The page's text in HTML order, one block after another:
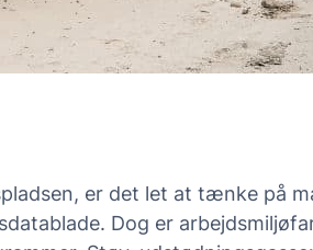
er det let at tænke på
Dog er